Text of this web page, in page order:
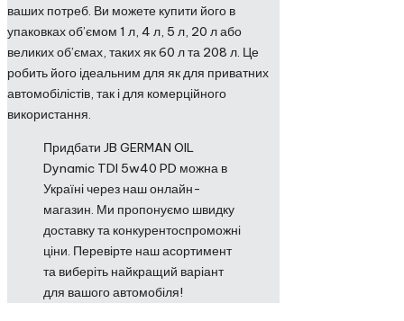
ваших потреб. Ви можете купити його в
упаковках об’ємом 1 л, 4 л, 5 л, 20 л або
великих об’ємах, таких як 60 л та 208 л. Це
робить його ідеальним для як для приватних
автомобілістів, так і для комерційного
використання.
Придбати JB GERMAN OIL
Dynamic TDI 5w40 PD можна в
Україні через наш онлайн-
магазин. Ми пропонуємо швидку
доставку та конкурентоспроможні
ціни. Перевірте наш асортимент
та виберіть найкращий варіант
для вашого автомобіля!